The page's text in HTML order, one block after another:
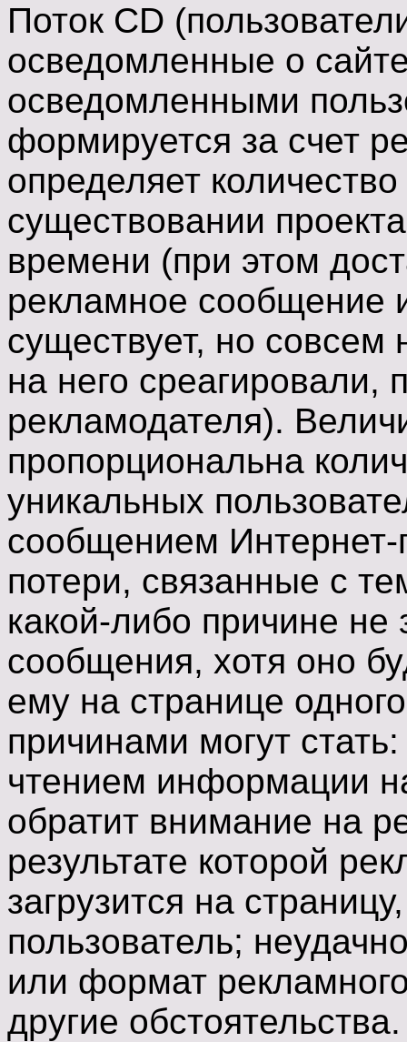
Поток CD
осведомленные о
осведомленными
формируется за счет
определяет
существовании
времени (при этом
рекламное сообщение
существует, но совсем
на него среагировали,
рекламодателя).
пропорциональна
уникальных
сообщением
потери, связанные с
какой-либо причине не
сообщения, хотя оно
ему на странице
причинами могут
чтением информации
обратит внимание на
результате которой
загрузится на
пользователь;
или формат
другие обстоятельства.